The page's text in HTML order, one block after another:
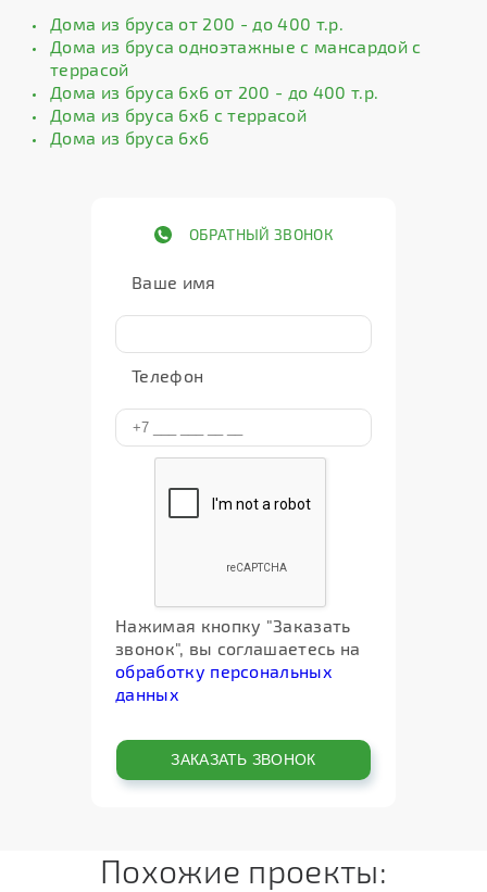
Дома из бруса от 200 - до 400 т.р.
Дома из бруса одноэтажные с мансардой с
террасой
Дома из бруса 6х6 от 200 - до 400 т.р.
Дома из бруса 6х6 с террасой
Дома из бруса 6х6
ОБРАТНЫЙ ЗВОНОК
Ваше имя
Телефон
Нажимая кнопку "Заказать
звонок", вы соглашаетесь на
обработку персональных
данных
Похожие проекты: